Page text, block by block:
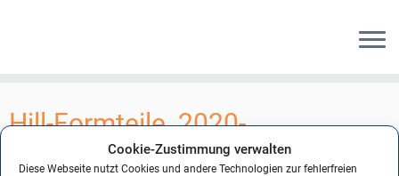
Cookie-Zustimmung verwalten
Diese Webseite nutzt Cookies und andere Technologien zur fehlerfreien
Inhalt
springen
Hill-Formteile_2020-
Formteile__5